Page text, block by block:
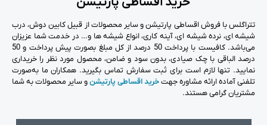
تتراگلس با فروش اقساطی پارتیشن و سایر محصولات از قبیل کابین دوش، درب
شیشه ای، نرده شیشه ای، آینه کاری، انواع شیشه ها و… در خدمت شما عزیزان
می‌باشد. کافیست با پرداخت 50 درصد از کل مبلغ بصورت پیش پرداخت و 50
درصد الباقی با چک صیادی، بدون سود و ضامن، محصول مورد نظر را خریداری
نمایید. تنها لازم است برای ثبت سفارش تماس بگیرید. همکاران ما به‌صورت
تلفنی آماده ارائه مشاوره جهتخرید اقساطی پارتیشنو سایر محصولات به شما
مشتریان گرامی هستند.